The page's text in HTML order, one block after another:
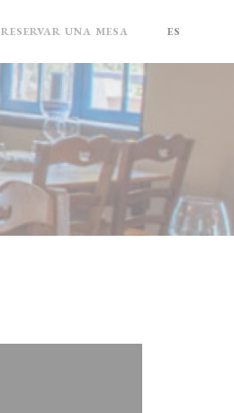
RESERVAR UNA MESA ES